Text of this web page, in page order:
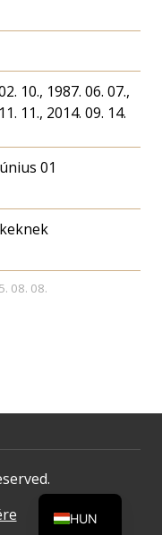
10., 1987. 06. 07.,
11., 2014. 09. 14.
01
08. 08.
HUN